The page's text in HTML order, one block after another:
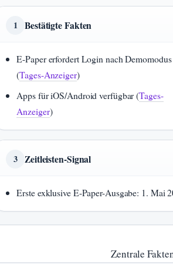
1 Bestätigte Fakten
E-Paper erfordert Login nach Demomodus
(Tages-Anzeiger)
Apps für iOS/Android verfügbar (Tages-
Anzeiger)
3 Zeitleisten-Signal
Erste exklusive E-Paper-Ausgabe: 1. Mai
Zentrale